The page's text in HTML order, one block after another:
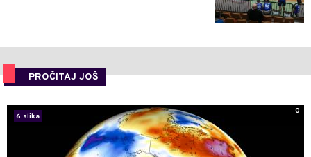
PROČITAJ JOŠ
6 slika
0